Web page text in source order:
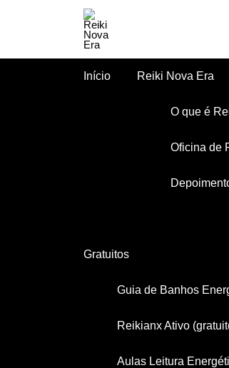
Início Reiki Nova Era
O que é
Oficina de
Gratuitos
Guia de Banhos
Reikianx Ativo
Aulas Leitura